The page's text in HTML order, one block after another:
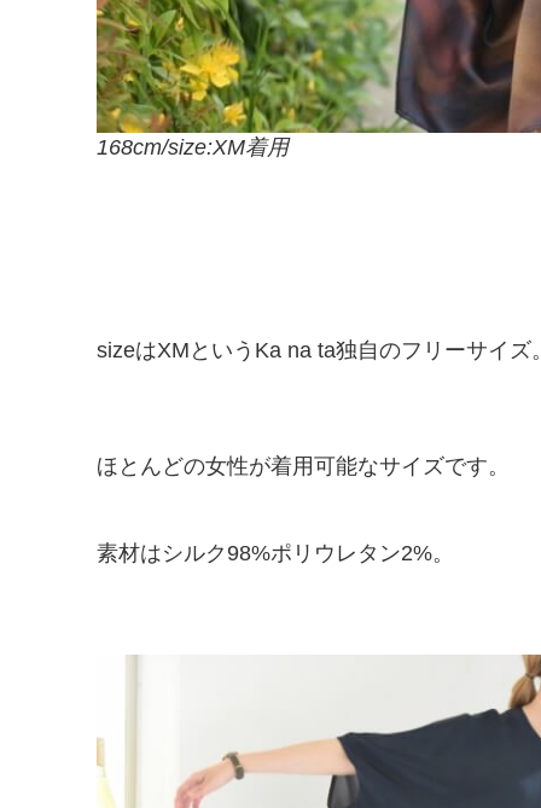
168cm/size:XM着用
sizeはXMというKa na ta独自のフリーサイズ
ほとんどの女性が着用可能なサイズです。
素材はシルク98%ポリウレタン2%。